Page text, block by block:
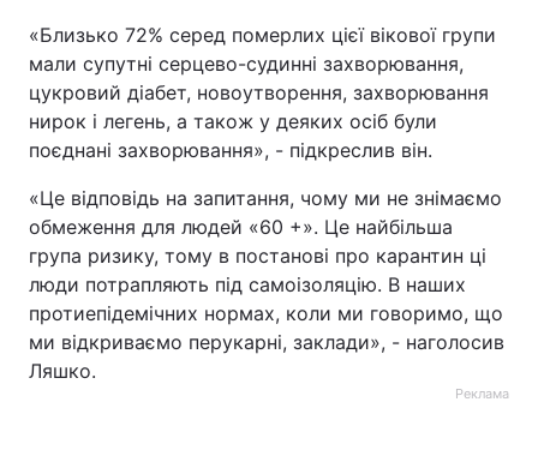
«Близько 72% серед померлих цієї вікової групи
мали супутні серцево-судинні захворювання,
цукровий діабет, новоутворення, захворювання
нирок і легень, а також у деяких осіб були
поєднані захворювання», - підкреслив він.
«Це відповідь на запитання, чому ми не знімаємо
обмеження для людей «60 +». Це найбільша
група ризику, тому в постанові про карантин ці
люди потрапляють під самоізоляцію. В наших
протиепідемічних нормах, коли ми говоримо, що
ми відкриваємо перукарні, заклади», - наголосив
Ляшко.
Реклама